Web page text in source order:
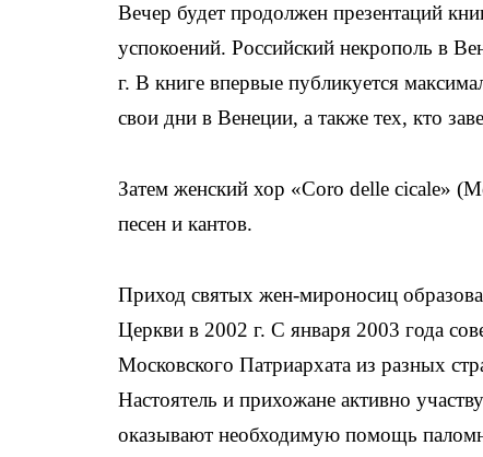
Вечер будет продолжен презентаций
успокоений. Российский некрополь в
г. В книге впервые публикуется
свои дни в Венеции, а также тех, кто
Затем женский хор «Coro delle cicale»
песен и кантов.
Приход святых жен-мироносиц
Церкви в 2002 г. С января 2003 года
Московского Патриархата из разных
Настоятель и прихожане активно
оказывают необходимую помощь